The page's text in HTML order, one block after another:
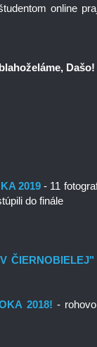
online
Dašo!
2019- 11
do finále
ČIERNOBIELEJ"
2018! -